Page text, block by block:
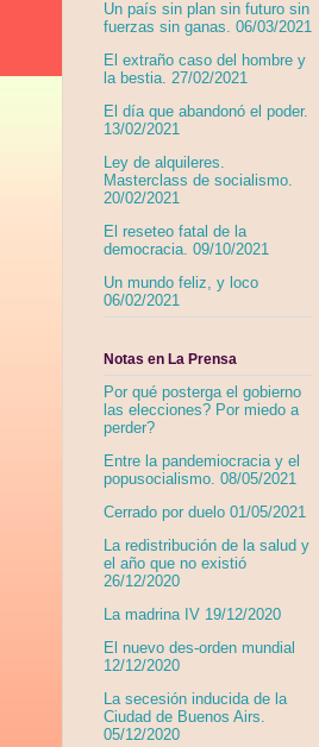
Un país sin plan sin futuro sin
fuerzas sin ganas. 06/03/2021
El extraño caso del hombre y
la bestia. 27/02/2021
El día que abandonó el poder.
13/02/2021
Ley de alquileres.
Masterclass de socialismo.
20/02/2021
El reseteo fatal de la
democracia. 09/10/2021
Un mundo feliz, y loco
06/02/2021
Notas en La Prensa
Por qué posterga el gobierno
las elecciones? Por miedo a
perder?
Entre la pandemiocracia y el
popusocialismo. 08/05/2021
Cerrado por duelo 01/05/2021
La redistribución de la salud y
el año que no existió
26/12/2020
La madrina IV 19/12/2020
El nuevo des-orden mundial
12/12/2020
La secesión inducida de la
Ciudad de Buenos Airs.
05/12/2020